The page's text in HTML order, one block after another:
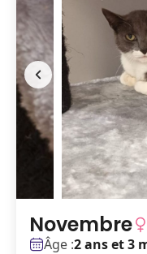
Novembre
Âge :2 ans et 3